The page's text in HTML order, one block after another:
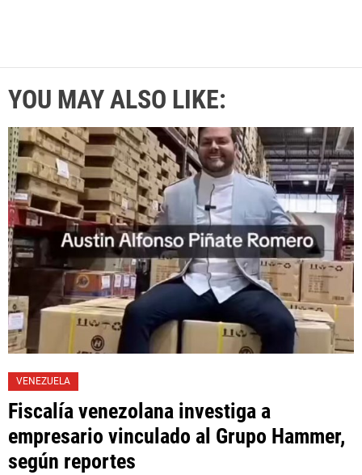
YOU MAY ALSO LIKE:
VENEZUELA
Fiscalía venezolana investiga a
empresario vinculado al Grupo Hammer,
según reportes